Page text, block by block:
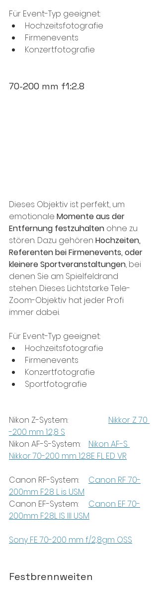
Für Event-Typ geeignet:
Hochzeitsfotografie
Firmenevents
Konzertfotografie
70-200 mm f1:2.8
Dieses Objektiv ist perfekt, um
emotionale Momente aus der
Entfernung festzuhalten ohne zu
stören. Dazu gehören Hochzeiten,
Referenten bei Firmenevents, oder
kleinere Sportveranstaltungen, bei
denen Sie am Spielfeldrand
stehen. Dieses Lichtstarke Tele-
Zoom-Objektiv hat jeder Profi
immer dabei.
Für Event-Typ geeignet:
Hochzeitsfotografie
Firmenevents
Konzertfotografie
Sportfotografie
Nikkor Z 70
-200 mm 1:2,8 S
Nikon AF-S
Nikkor 70-200 mm 1:2.8E FL ED VR
Canon RF 70-
200mm F2.8 L is USM
Canon EF 70-
200mm F2.8L IS III USM
Sony FE 70-200 mm f/2,8gm OSS
Festbrennweiten